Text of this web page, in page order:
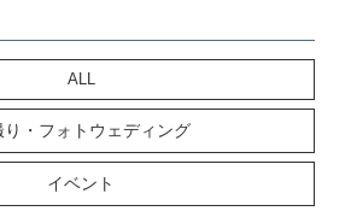
ALL
り・フォトウェディング
イベント